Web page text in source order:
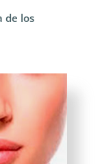
de los